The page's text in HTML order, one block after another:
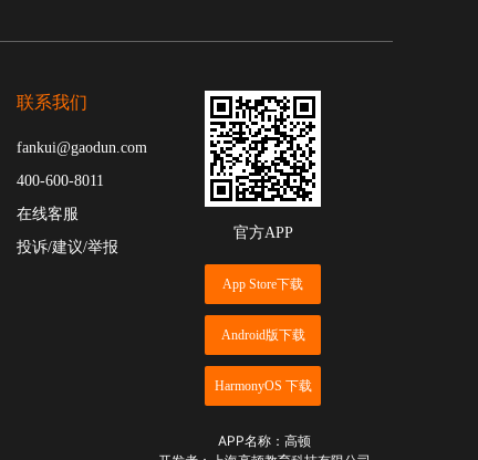
联系我们
fankui@gaodun.com
400-600-8011
在线客服
投诉/建议/举报
官方APP
App Store下载
Android版下载
HarmonyOS 下载
APP名称：高顿